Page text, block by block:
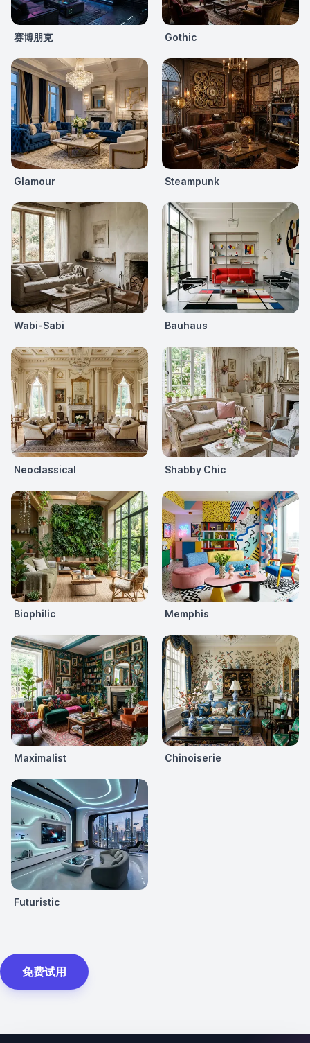
赛博朋克 Gothic
Glamour Steampunk
Wabi-Sabi Bauhaus
Neoclassical Shabby Chic
Biophilic Memphis
Maximalist Chinoiserie
Futuristic
免费试用